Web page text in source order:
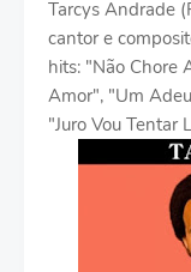
Tarcys Andrade
cantor e
hits: "Não Chore
Amor", "Um
"Juro Vou Tentar